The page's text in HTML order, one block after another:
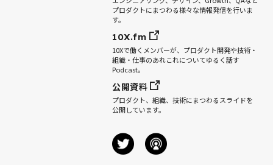
プロダクトにまつわる様々な情報発信を行いま
す。
10X.fm
10Xで働くメンバーが、プロダクト開発や技術・
組織・仕事のあれこれについてゆるく話す
Podcast。
公開資料
プロダクト、組織、技術にまつわるスライドを
公開しています。